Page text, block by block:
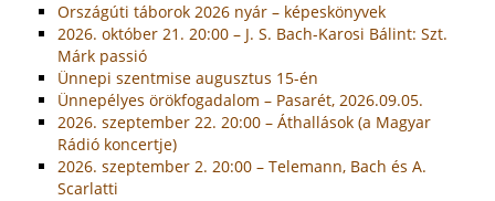
Országúti táborok 2026 nyár – képeskönyvek
2026. október 21. 20:00 – J. S. Bach-Karosi Bálint: Szt.
Márk passió
Ünnepi szentmise augusztus 15-én
Ünnepélyes örökfogadalom – Pasarét, 2026.09.05.
2026. szeptember 22. 20:00 – Áthallások (a Magyar
Rádió koncertje)
2026. szeptember 2. 20:00 – Telemann, Bach és A.
Scarlatti